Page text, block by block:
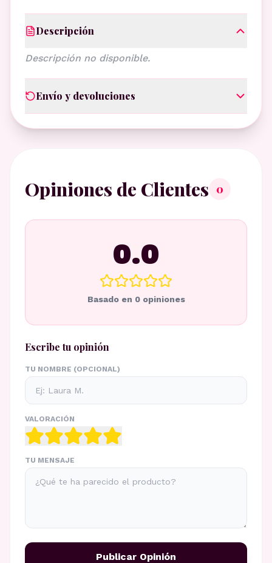
Descripción
Descripción no disponible.
Envío y devoluciones
Opiniones de Clientes 0
0.0
Basado en 0opiniones
Escribe tu opinión
TU NOMBRE (OPCIONAL)
VALORACIÓN
TU MENSAJE
Publicar Opinión